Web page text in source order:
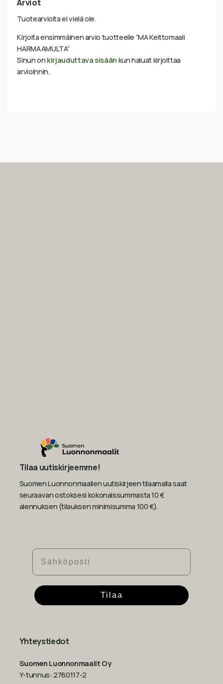
Arviot
Tuotearvioita ei vielä ole.
Kirjoita ensimmäinen arvio tuotteelle “MA Keittomaali
HARMAAMULTA”
Sinun on kirjauduttava sisään kun haluat kirjoittaa
arvioinnin.
Tilaa uutiskirjeemme!
Suomen Luonnonmaalien uutiskirjeen tilaamalla saat
seuraavan ostoksesi kokonaissummasta 10 €
alennuksen (tilauksen minimisumma 100 €).
Sähköposti
Tilaa
Yhteystiedot
Suomen Luonnonmaalit Oy
Y-tunnus: 2760117-2